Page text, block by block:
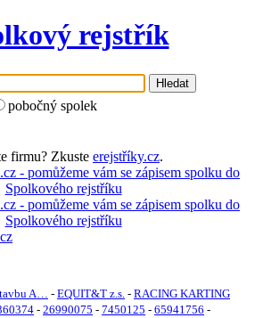
rejstřík
Hledat
pobočný spolek
firmu? Zkuste erejstříky.cz.
A… - EQUIT&T z.s. - RACING KARTING
- 26990075 - 7450125 - 65941756 -